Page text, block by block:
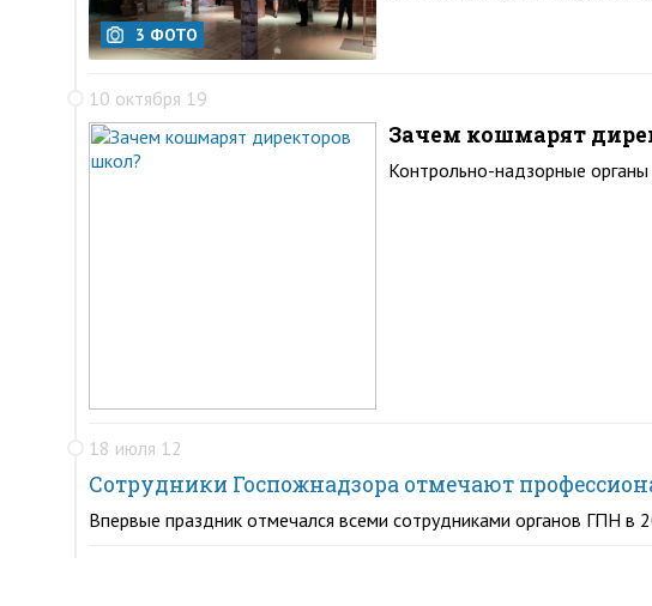
3 ФОТО
10 октября 19
Зачем кошмарят
Контрольно-надзорные
18 июля 12
Сотрудники Госпожнадзора отмечают
Впервые праздник отмечался всеми сотрудниками органов ГПН в